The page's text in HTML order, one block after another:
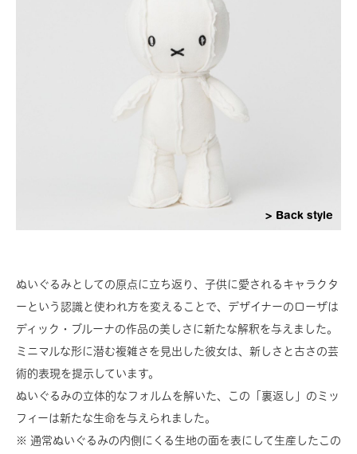
Back style
ぬいぐるみとしての原点に立ち返り、子供に愛されるキャラクタ
ーという認識と使われ方を変えることで、デザイナーのローザは
ディック・ブルーナの作品の美しさに新たな解釈を与えました。
ミニマルな形に潜む複雑さを見出した彼女は、新しさと古さの芸
術的表現を提示しています。
ぬいぐるみの立体的なフォルムを解いた、この「裏返し」のミッ
フィーは新たな生命を与えられました。
※ 通常ぬいぐるみの内側にくる生地の面を表にして生産したこの